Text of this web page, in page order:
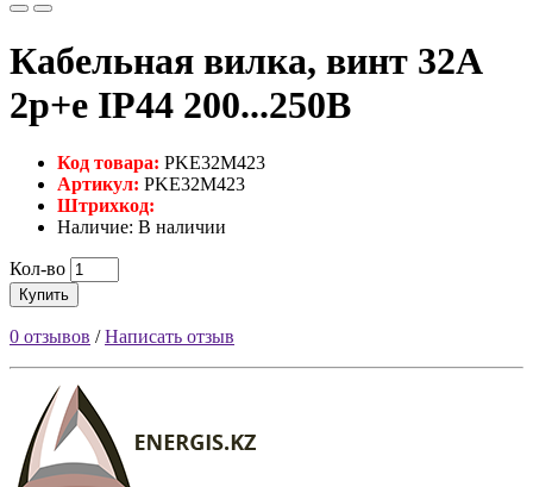
Кабельная вилка, винт 32А
2p+e IP44 200...250В
Код товара: PKE32M423
Артикул: PKE32M423
Штрихкод:
Наличие: В наличии
Кол-во
Купить
0 отзывов /Написать отзыв